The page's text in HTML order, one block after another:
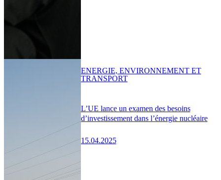
L’UE lance un examen des besoins
d’investissement dans l’énergie nucléaire
15.04.2025
ENERGIE, ENVIRONNEMENT ET
TRANSPORT